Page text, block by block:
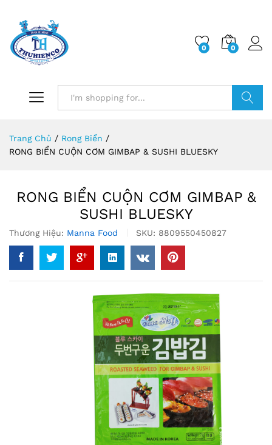
0 0
Trang Chủ / Rong Biển /
RONG BIỂN CUỘN CƠM GIMBAP & SUSHI BLUESKY
RONG BIỂN CUỘN CƠM GIMBAP &
SUSHI BLUESKY
Thương Hiệu: Manna Food SKU: 8809550450827